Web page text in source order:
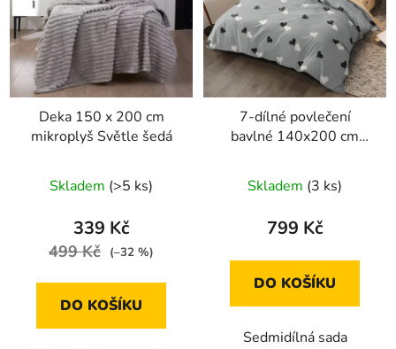
Deka 150 x 200 cm
mikroplyš Světle šedá
Skladem (>5 ks)
339 Kč
499 Kč (–32 %)
DO KOŠÍKU
7-dílné povlečení
bavlné 140x200 cm
srdíčky
Skladem (3 ks)
799 Kč
DO KOŠÍKU
Sedmidílná sada